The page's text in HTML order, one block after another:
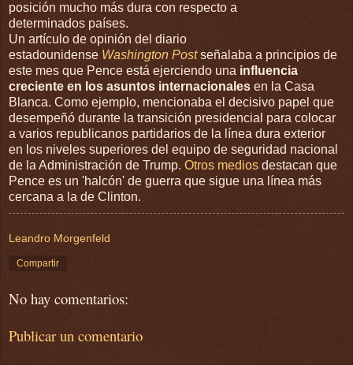
posición mucho más dura con respecto a
determinados países.
Un artículo de opinión del diario
estadounidense Washington Post señalaba a principios de
este mes que Pence está ejerciendo una influencia
creciente en los asuntos internacionales en la Casa
Blanca. Como ejemplo, mencionaba el decisivo papel que
desempeñó durante la transición presidencial para colocar
a varios republicanos partidarios de la línea dura exterior
en los niveles superiores del equipo de seguridad nacional
de la Administración de Trump. Otros medios destacan que
Pence es un 'halcón' de guerra que sigue una línea más
cercana a la de Clinton.
Leandro Morgenfeld
Compartir
No hay comentarios:
Publicar un comentario